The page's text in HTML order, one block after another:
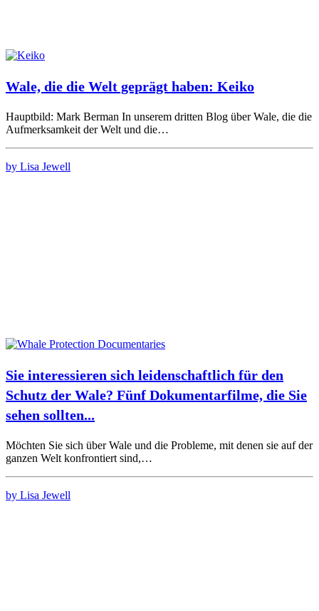
Wale, die die Welt geprägt haben: Keiko
Hauptbild: Mark Berman In unserem dritten Blog über Wale, die die
Aufmerksamkeit der Welt und die…
by Lisa Jewell
Sie interessieren sich leidenschaftlich für den
Schutz der Wale? Fünf Dokumentarfilme, die Sie
sehen sollten...
Möchten Sie sich über Wale und die Probleme, mit denen sie auf der
ganzen Welt konfrontiert sind,…
by Lisa Jewell